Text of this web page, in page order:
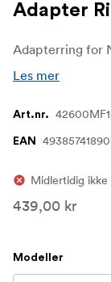
Adapter
Les mer
Art.nr.
EAN
Midlertidig ikke
439,00 kr
Modeller